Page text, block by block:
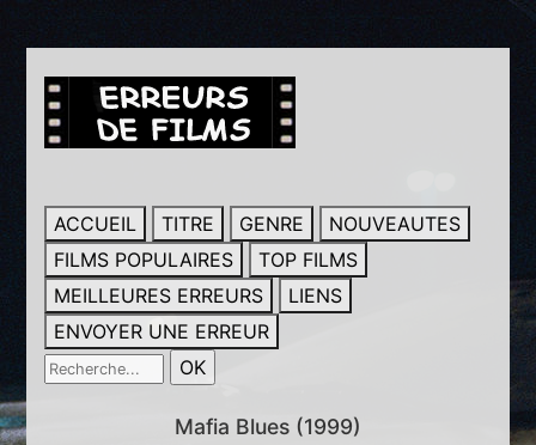
ACCUEIL TITRE GENRE
NOUVEAUTES
FILMS POPULAIRES
TOP FILMS
MEILLEURES ERREURS
LIENS
ENVOYER UNE ERREUR
Mafia Blues (1999)